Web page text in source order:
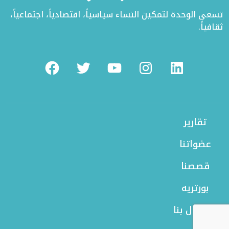
تسعى الوحدة لتمكين النساء سياسياً، اقتصادياً، اجتماعياً،
ثقافياً.
FacebookTwitterYoutubeInstagramLinkedin
تقارير
عضواتنا
قصصنا
بورتريه
الاتصال بنا